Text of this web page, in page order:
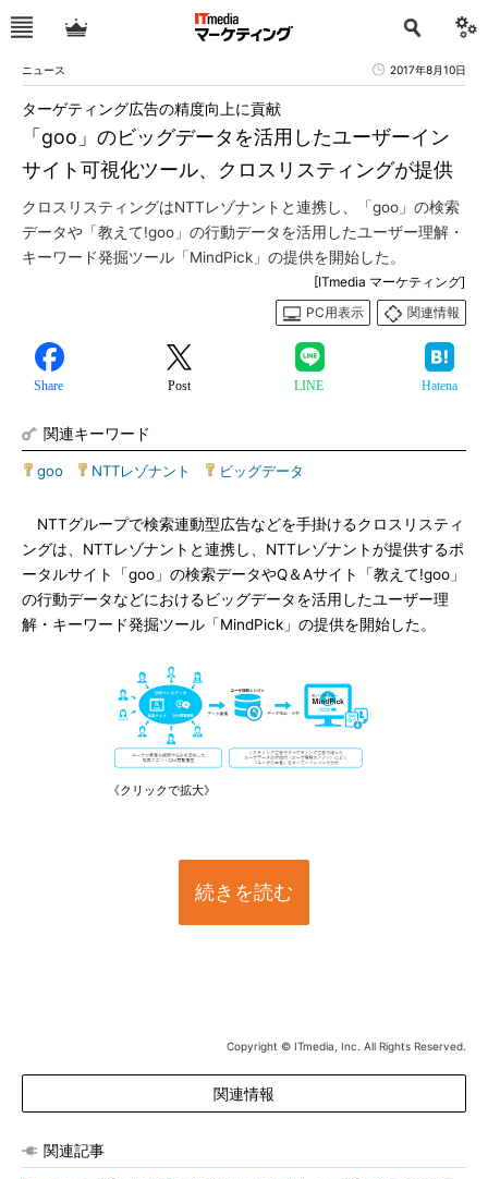
ニュース 2017年8月10日
「goo」のビッグデータを活用したユーザーイン
サイト可視化ツール、クロスリスティングが提供
ターゲティング広告の精度向上に貢献
クロスリスティングはNTTレゾナントと連携し、「goo」の検索
データや「教えて!goo」の行動データを活用したユーザー理解・
キーワード発掘ツール「MindPick」の提供を開始した。
[ITmedia マーケティング]
PC用表示
関連情報
Share Post LINE Hatena
関連キーワード
goo NTTレゾナント ビッグデータ
NTTグループで検索連動型広告などを手掛けるクロスリスティ
ングは、NTTレゾナントと連携し、NTTレゾナントが提供するポ
ータルサイト「goo」の検索データやQ＆Aサイト「教えて!goo」
の行動データなどにおけるビッグデータを活用したユーザー理
解・キーワード発掘ツール「MindPick」の提供を開始した。
《クリックで拡大》
続きを読む
Copyright © ITmedia, Inc. All Rights Reserved.
関連情報
関連記事